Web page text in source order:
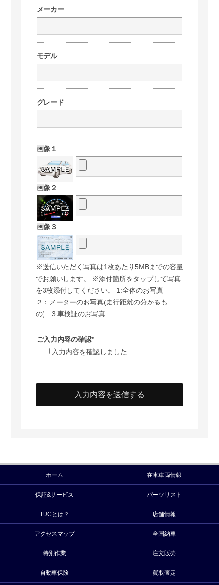
メーカー
モデル
グレード
画像１
画像２
画像３
※送信いただく写真は1枚あたり5MBまでの容量
でお願いします。 ※添付箇所をタップして写真
を3枚添付してください。 1:全体のお写真
２：メーターのお写真(走行距離の分かるも
の) 3:車検証のお写真
ご入力内容の確認*
入力内容を確認しました
ホーム 在庫車両情報
保証&サービス パーツリスト
TUCとは？ 店舗情報
アクセスマップ 全国納車
特別作業 注文販売
自動車保険 買取査定